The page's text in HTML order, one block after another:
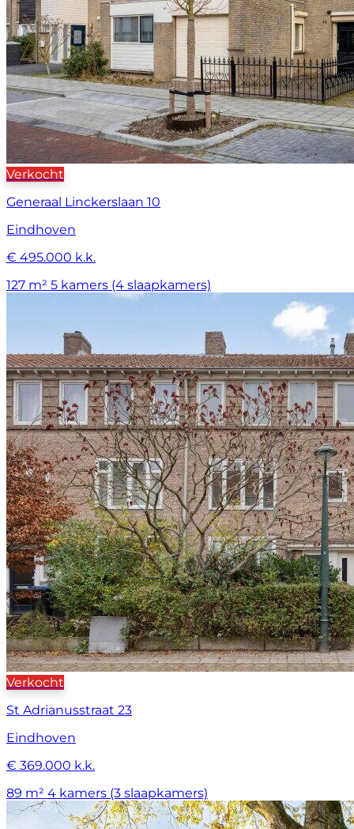
Verkocht
Generaal Linckerslaan 10
Eindhoven
€ 495.000 k.k.
127 m² 5 kamers (4 slaapkamers)
Verkocht
St Adrianusstraat 23
Eindhoven
€ 369.000 k.k.
89 m² 4 kamers (3 slaapkamers)